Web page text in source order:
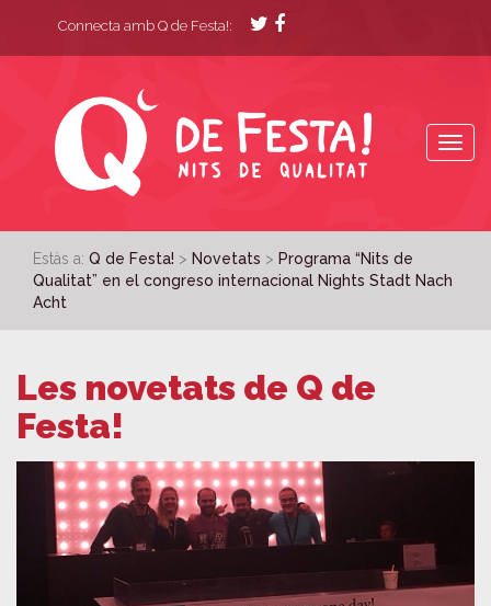
Connecta amb Q de Festa!:
Estàs a: Q de Festa! > Novetats > Programa “Nits de
Qualitat” en el congreso internacional Nights Stadt Nach
Acht
Les novetats de Q de
Festa!